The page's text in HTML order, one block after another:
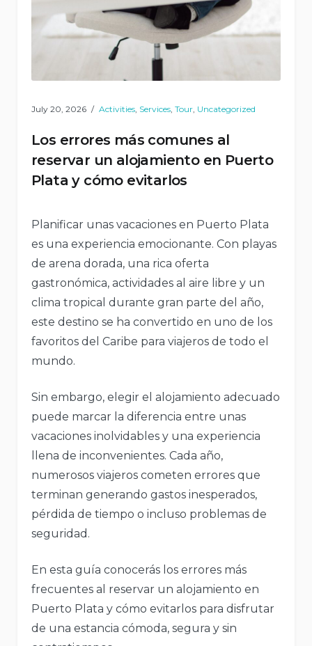
July 20, 2026 Activities Services Tour Uncategorized
Los errores más comunes al
reservar un alojamiento en Puerto
Plata y cómo evitarlos
Planificar unas vacaciones en Puerto Plata
es una experiencia emocionante. Con playas
de arena dorada, una rica oferta
gastronómica, actividades al aire libre y un
clima tropical durante gran parte del año,
este destino se ha convertido en uno de los
favoritos del Caribe para viajeros de todo el
mundo.
Sin embargo, elegir el alojamiento adecuado
puede marcar la diferencia entre unas
vacaciones inolvidables y una experiencia
llena de inconvenientes. Cada año,
numerosos viajeros cometen errores que
terminan generando gastos inesperados,
pérdida de tiempo o incluso problemas de
seguridad.
En esta guía conocerás los errores más
frecuentes al reservar un alojamiento en
Puerto Plata y cómo evitarlos para disfrutar
de una estancia cómoda, segura y sin